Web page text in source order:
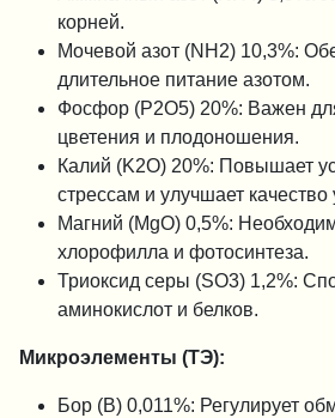
корней.
Мочевой азот (NH2) 10,3%:
длительное питание азотом.
Фосфор (P2O5) 20%: Важен
цветения и плодоношения.
Калий (K2O) 20%: Повышает
стрессам и улучшает качество
Магний (MgO) 0,5%:
хлорофилла и фотосинтеза.
Триоксид серы (SO3) 1,2%:
аминокислот и белков.
Микроэлементы (ТЭ):
Бор (B) 0,011%: Регулирует